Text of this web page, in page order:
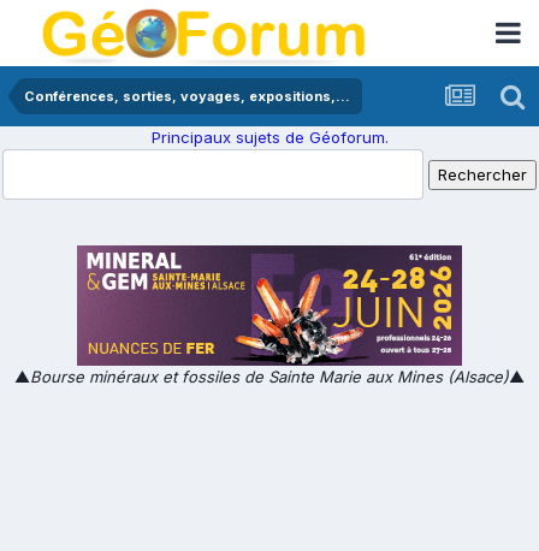
Conférences, sorties, voyages, expositions,...
Principaux sujets de Géoforum.
▲Bourse minéraux et fossiles de Sainte Marie aux Mines (Alsace)▲